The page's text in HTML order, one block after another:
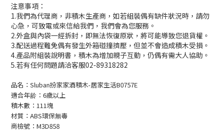
注意事項：
1.我們為代理商，非積木生產商，如若組裝偶有缺件狀況時，請勿
心急，可致電或來信給我們，我們會為您服務。
2.外盒與內袋一經拆封，即無法恢復原狀，將可能導致您退貨權。
3.配送過程難免偶有發生外箱碰撞擠壓，但並不會造成積木受損。
4.產品附組裝說明書，積木為增加親子互動，仍偶有需大人協助。
5.若有任何問題請洽客服02-89318282
品名：Sluban扮家家酒積木-居家生活B0757E
適合年龄：6歲以上
積木數：111塊
材質：ABS環保無毒
商檢號：M3D858